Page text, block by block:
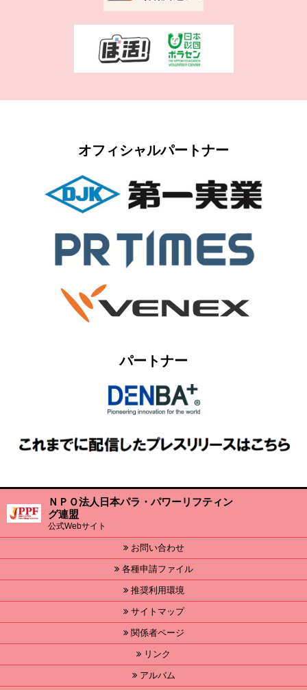
オフィシャルパートナー
パートナー
ＮＰＯ法人日本パラ・パワーリフティン
グ連盟
公式Webサイト
お問い合わせ
各種申請ファイル
推奨利用環境
サイトマップ
関係者ページ
リンク
アルバム